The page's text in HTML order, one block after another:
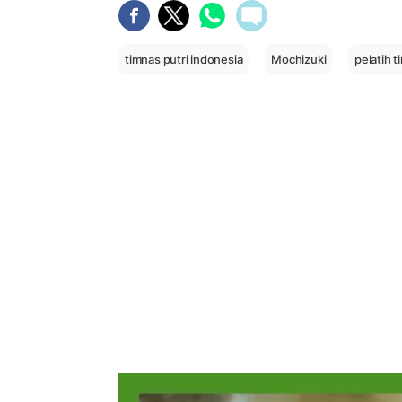
timnas putri indonesia Mochizuki pelatih